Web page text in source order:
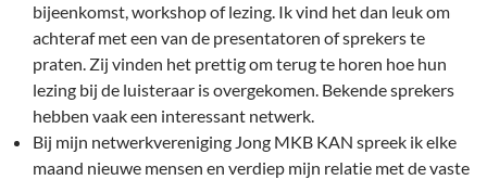
bijeenkomst, workshop of lezing. Ik vind het dan leuk om
achteraf met een van de presentatoren of sprekers te
praten. Zij vinden het prettig om terug te horen hoe hun
lezing bij de luisteraar is overgekomen. Bekende sprekers
hebben vaak een interessant netwerk.
Bij mijn netwerkvereniging Jong MKB KAN spreek ik elke
maand nieuwe mensen en verdiep mijn relatie met de vaste